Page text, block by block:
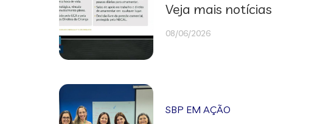
Veja mais notícias
08/06/2026
SBP EM AÇÃO